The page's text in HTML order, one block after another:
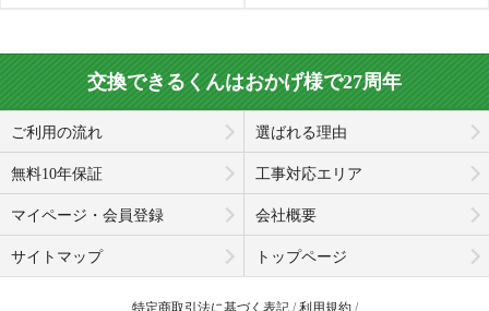
交換できるくんはおかげ様で27周年
ご利用の流れ 選ばれる理由
無料10年保証 工事対応エリア
マイページ・会員登録 会社概要
サイトマップ トップページ
特定商取引法に基づく表記 利用規約